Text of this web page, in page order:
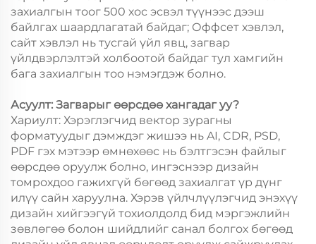
захиалгын тоог 500 хос эсвэл түүнээс дээш
байлгах шаардлагатай байдаг; Оффсет хэвлэл,
сайт хэвлэл нь тусгай үйл явц, загвар
үйлдвэрлэлтэй холбоотой байдаг тул хамгийн
бага захиалгын тоо нэмэгдэж болно.
Асуулт: Загварыг өөрсдөө хангадаг уу?
Хариулт: Хэрэглэгчид вектор зурагны
форматуудыг дэмждэг жишээ нь AI, CDR, PSD,
PDF гэх мэтээр өмнөхөөс нь бэлтгэсэн файлыг
өөрсдөө оруулж болно, ингэснээр дизайн
томрохдоо гажихгүй бөгөөд захиалгат үр дүнг
илүү сайн харуулна. Хэрэв үйлчлүүлэгчид энэхүү
дизайн хийгээгүй тохиолдолд бид мэргэжлийн
зөвлөгөө болон шийдлийг санал болгох бөгөөд